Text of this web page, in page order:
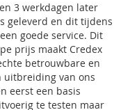
3 werkdagen later
geleverd en dit tijdens
goede service. Dit
prijs maakt Credex
betrouwbare en
uitbreiding van ons
eerst een basis
te testen maar